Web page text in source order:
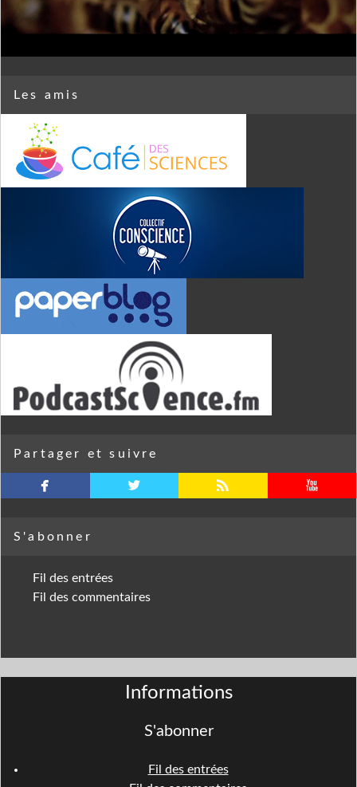
Les amis
Partager et suivre
facebook twitterbird rss youtube
S'abonner
Fil des entrées
Fil des commentaires
Informations
S'abonner
Fil des entrées